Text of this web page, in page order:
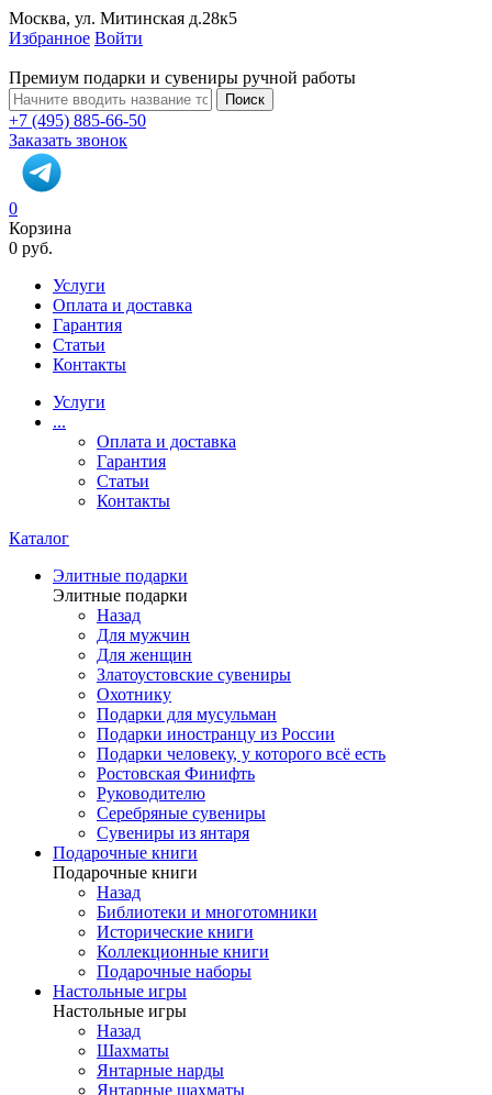
Москва, ул. Митинская д.28к5
Избранное Войти
Премиум подарки и сувениры ручной работы
Поиск
+7 (495) 885-66-50
Заказать звонок
0
Корзина
0 руб.
Услуги
Оплата и доставка
Гарантия
Статьи
Контакты
Услуги
...
Оплата и доставка
Гарантия
Статьи
Контакты
Каталог
Элитные подарки
Элитные подарки
Назад
Для мужчин
Для женщин
Златоустовские сувениры
Охотнику
Подарки для мусульман
Подарки иностранцу из России
Подарки человеку, у которого всё есть
Ростовская Финифть
Руководителю
Серебряные сувениры
Сувениры из янтаря
Подарочные книги
Подарочные книги
Назад
Библиотеки и многотомники
Исторические книги
Коллекционные книги
Подарочные наборы
Настольные игры
Настольные игры
Назад
Шахматы
Янтарные нарды
Янтарные шахматы